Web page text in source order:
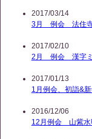
2017/03/14
3月 例会 法住寺
2017/02/10
2月 例会 漢字ミ
2017/01/13
1月例会、初詣&
2016/12/06
12月例会 山紫水